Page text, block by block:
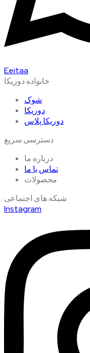
Eeitaa
خانواده دوریکا
شوک
دوریکا
دوریکا پلاس
دسترسی سریع
درباره ما
تماس با ما
محصولات
شبکه های اجتماعی
Instagram